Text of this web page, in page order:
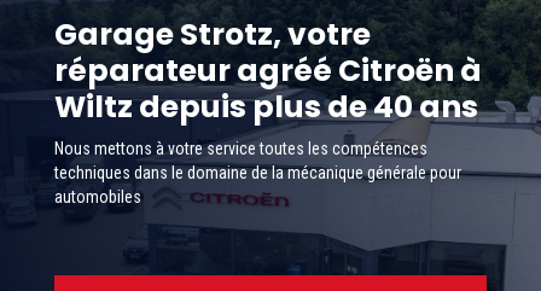
Garage Strotz, votre
réparateur agréé Citroën à
Wiltz depuis plus de 40 ans
Nous mettons à votre service toutes les compétences
techniques dans le domaine de la mécanique générale pour
automobiles